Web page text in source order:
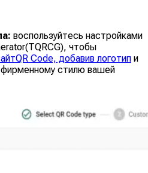
воспользуйтесь настройками
чтобы
Code, добавив логотип и
стилю вашей